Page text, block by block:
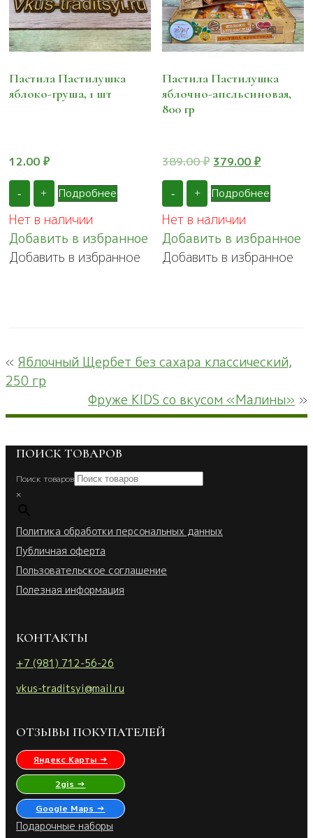
Пастила Пастилушка
яблоко-груша, 1 шт
12.00 ₽
- + Подробнее
Нет в наличии
Добавить в избранное
Добавить в избранное
Пастила Пастилушка
яблочно-апельсиновая,
800 гр
389.00₽ Первоначальная
составляла
379.00₽Текущая
379.00 ₽.
- + Подробнее
Нет в наличии
Добавить в избранное
Добавить в избранное
« Яблочный Щербет без сахара классический,
250 гр
Фруже KIDS со вкусом «Малины» »
ПОИСК ТОВАРОВ
Поиск товаров
×
Политика обработки персональных данных
Публичная оферта
Пользовательское соглашение
Полезная информация
КОНТАКТЫ
+7 (981) 712-56-26
vkus-traditsyi@mail.ru
ОТЗЫВЫ ПОКУПАТЕЛЕЙ
Яндекс Карты →
2gis →
Google Maps →
Подарочные наборы